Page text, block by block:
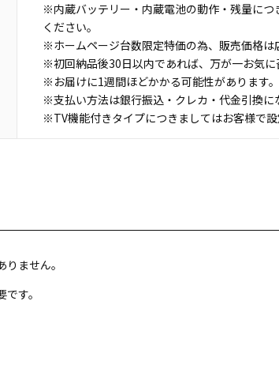
※内蔵バッテリー・内蔵電池の動作・残量に
ください。
※ホームページ台数限定特価の為、販売価格は
※初回納品後30日以内であれば、万が一お気に
※お届けに1週間ほどかかる可能性があります。
※支払い方法は銀行振込・クレカ・代金引換に
※TV機能付きタイプにつきましてはお客様で
ません。
です。